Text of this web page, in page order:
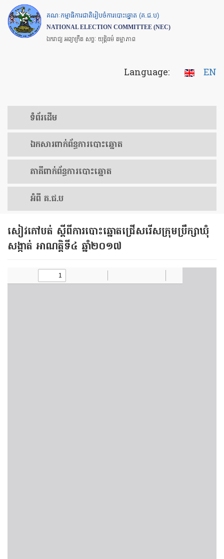
Skip
to
main
គណៈកម្មាធិការជាតិរៀបចំការបោះឆ្នោត (គ.ជ.ប)
NATIONAL ELECTION COMMITTEE (NEC)
ឯករាជ្យ អព្យាក្រឹត សច្ចៈ យុត្តិធម៌ តម្លាភាព
Language: EN
ទំព័រ​ដើម
ឯកសារ​ពាក់ព័ន្ធ​ការ​បោះឆ្នោត
​ភាគីពាក់ព័ន្ធ​​ការ​បោះឆ្នោត
អំពី គ.ជ.ប
សៀវភៅបត់​ ស្ដី​ពី​ការ​បោះ​ឆ្នោត​ជ្រើស​រើស​ក្រុមប្រឹក្សា​ឃុំ
សង្កាត់​ អាណត្តិ​ទី​៤ ឆ្នាំ​២០១៧